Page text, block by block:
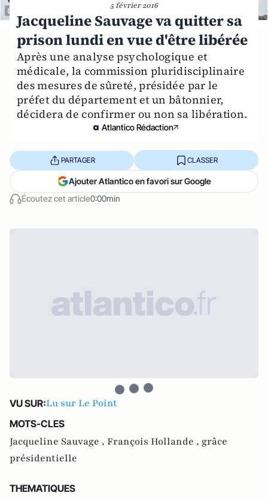
5 février 2016
Jacqueline Sauvage va quitter sa
prison lundi en vue d'être libérée
Après une analyse psychologique et
médicale, la commission pluridisciplinaire
des mesures de sûreté, présidée par le
préfet du département et un bâtonnier,
décidera de confirmer ou non sa libération.
Atlantico Rédaction
Écoutez cet article0:00min
PARTAGER CLASSER
Ajouter Atlantico en favori sur Google
VU SUR:Lu sur Le Point
MOTS-CLES
Jacqueline Sauvage , François Hollande , grâce
présidentielle
THEMATIQUES